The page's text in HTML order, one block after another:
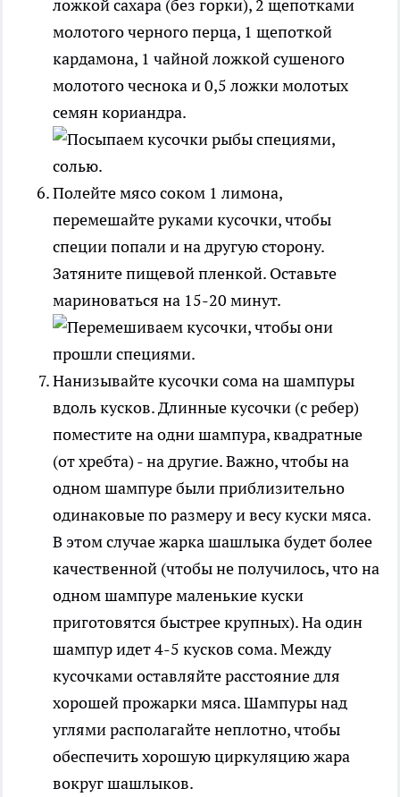
ложкой сахара (без горки), 2 щепотками
молотого черного перца, 1 щепоткой
кардамона, 1 чайной ложкой сушеного
молотого чеснока и 0,5 ложки молотых
семян кориандра.
Полейте мясо соком 1 лимона,
перемешайте руками кусочки, чтобы
специи попали и на другую сторону.
Затяните пищевой пленкой. Оставьте
мариноваться на 15-20 минут.
Нанизывайте кусочки сома на шампуры
вдоль кусков. Длинные кусочки (с ребер)
поместите на одни шампура, квадратные
(от хребта) - на другие. Важно, чтобы на
одном шампуре были приблизительно
одинаковые по размеру и весу куски мяса.
В этом случае жарка шашлыка будет более
качественной (чтобы не получилось, что на
одном шампуре маленькие куски
приготовятся быстрее крупных). На один
шампур идет 4-5 кусков сома. Между
кусочками оставляйте расстояние для
хорошей прожарки мяса. Шампуры над
углями располагайте неплотно, чтобы
обеспечить хорошую циркуляцию жара
вокруг шашлыков.